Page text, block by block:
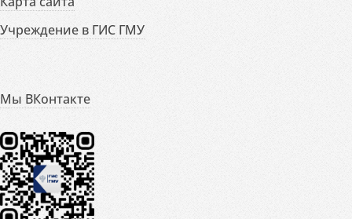
Учреждение в ГИС ГМУ
Мы ВКонтакте